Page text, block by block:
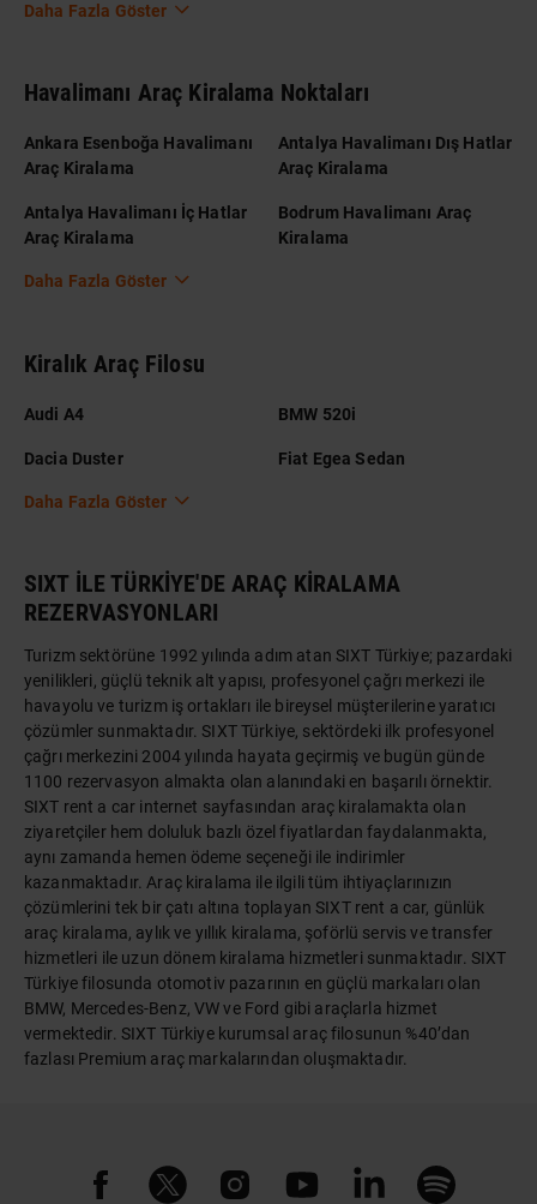
Daha Fazla Göster
Havalimanı Araç Kiralama Noktaları
Ankara Esenboğa Havalimanı
Araç Kiralama
Antalya Havalimanı Dış Hatlar
Araç Kiralama
Antalya Havalimanı İç Hatlar
Araç Kiralama
Bodrum Havalimanı Araç
Kiralama
Daha Fazla Göster
Kiralık Araç Filosu
Audi A4 BMW 520i
Dacia Duster Fiat Egea Sedan
Daha Fazla Göster
SIXT İLE TÜRKİYE'DE ARAÇ KİRALAMA
REZERVASYONLARI
Turizm sektörüne 1992 yılında adım atan SIXT Türkiye; pazardaki
yenilikleri, güçlü teknik alt yapısı, profesyonel çağrı merkezi ile
havayolu ve turizm iş ortakları ile bireysel müşterilerine yaratıcı
çözümler sunmaktadır. SIXT Türkiye, sektördeki ilk profesyonel
çağrı merkezini 2004 yılında hayata geçirmiş ve bugün günde
1100 rezervasyon almakta olan alanındaki en başarılı örnektir.
SIXT rent a car internet sayfasından araç kiralamakta olan
ziyaretçiler hem doluluk bazlı özel fiyatlardan faydalanmakta,
aynı zamanda hemen ödeme seçeneği ile indirimler
kazanmaktadır. Araç kiralama ile ilgili tüm ihtiyaçlarınızın
çözümlerini tek bir çatı altına toplayan SIXT rent a car, günlük
araç kiralama, aylık ve yıllık kiralama, şoförlü servis ve transfer
hizmetleri ile uzun dönem kiralama hizmetleri sunmaktadır. SIXT
Türkiye filosunda otomotiv pazarının en güçlü markaları olan
BMW, Mercedes-Benz, VW ve Ford gibi araçlarla hizmet
vermektedir. SIXT Türkiye kurumsal araç filosunun %40’dan
fazlası Premium araç markalarından oluşmaktadır.